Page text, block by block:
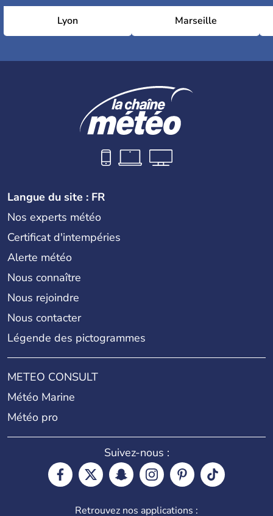
Lyon Marseille
Langue du site : FR
Nos experts météo
Certificat d'intempéries
Alerte météo
Nous connaître
Nous rejoindre
Nous contacter
Légende des pictogrammes
METEO CONSULT
Météo Marine
Météo pro
Suivez-nous :
Retrouvez nos applications :